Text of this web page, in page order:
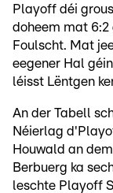
Playoff déi
doheem mat
Foulscht. Mat
eegener Hal
léisst Lëntgen
An der Tabell
Néierlag
Houwald an
Berbuerg ka
leschte Playoff